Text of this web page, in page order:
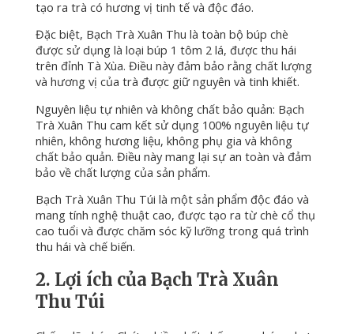
tạo ra trà có hương vị tinh tế và độc đáo.
Đặc biệt, Bạch Trà Xuân Thu là toàn bộ búp chè
được sử dụng là loại búp 1 tôm 2 lá, được thu hái
trên đỉnh Tà Xùa. Điều này đảm bảo rằng chất lượng
và hương vị của trà được giữ nguyên và tinh khiết.
Nguyên liệu tự nhiên và không chất bảo quản: Bạch
Trà Xuân Thu cam kết sử dụng 100% nguyên liệu tự
nhiên, không hương liệu, không phụ gia và không
chất bảo quản. Điều này mang lại sự an toàn và đảm
bảo về chất lượng của sản phẩm.
Bạch Trà Xuân Thu Túi là một sản phẩm độc đáo và
mang tính nghệ thuật cao, được tạo ra từ chè cổ thụ
cao tuổi và được chăm sóc kỹ lưỡng trong quá trình
thu hái và chế biến.
2. Lợi ích của Bạch Trà Xuân
Thu Túi